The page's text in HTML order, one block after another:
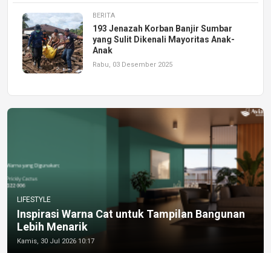
BERITA
193 Jenazah Korban Banjir Sumbar
yang Sulit Dikenali Mayoritas Anak-
Anak
Rabu, 03 Desember 2025
LIFESTYLE
Inspirasi Warna Cat untuk Tampilan Bangunan
Lebih Menarik
Kamis, 30 Jul 2026 10:17